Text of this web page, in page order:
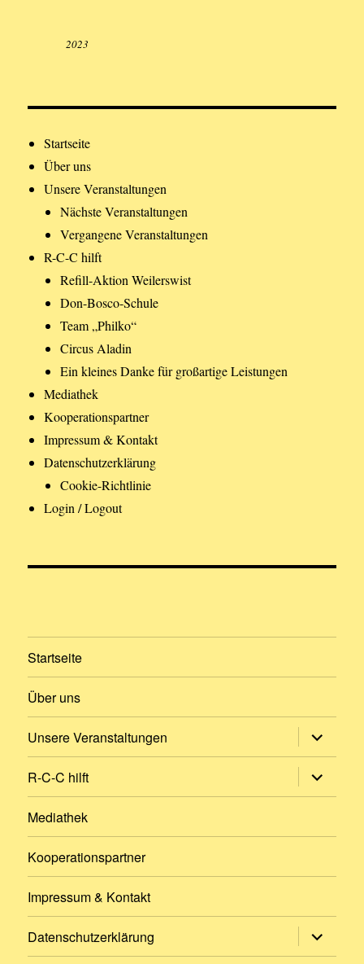
2023
Startseite
Über uns
Unsere Veranstaltungen
Nächste Veranstaltungen
Vergangene Veranstaltungen
R-C-C hilft
Refill-Aktion Weilerswist
Don-Bosco-Schule
Team „Philko“
Circus Aladin
Ein kleines Danke für großartige Leistungen
Mediathek
Kooperationspartner
Impressum & Kontakt
Datenschutzerklärung
Cookie-Richtlinie
Login / Logout
Startseite
Über uns
Unsere Veranstaltungen
öffnen
R-C-C hilft
öffnen
Mediathek
Kooperationspartner
Impressum & Kontakt
Datenschutzerklärung öffnen